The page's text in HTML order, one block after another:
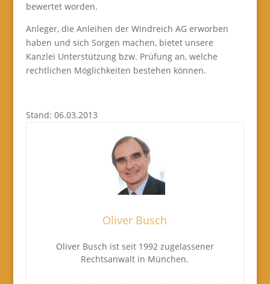
bewertet worden.
Anleger, die Anleihen der Windreich AG erworben
haben und sich Sorgen machen, bietet unsere
Kanzlei Unterstützung bzw. Prüfung an, welche
rechtlichen Möglichkeiten bestehen können.
Stand: 06.03.2013
Oliver Busch
Oliver Busch ist seit 1992 zugelassener
Rechtsanwalt in München.